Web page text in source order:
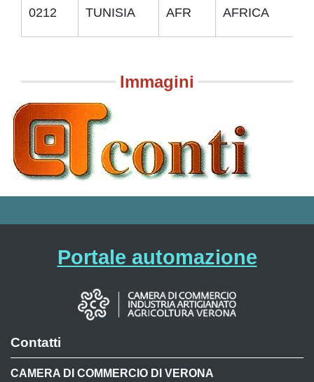
0212 TUNISIA AFR AFRICA
Immagini
Portale automazione
Contatti
CAMERA DI COMMERCIO DI VERONA